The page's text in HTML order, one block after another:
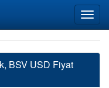
BSV USD Fiyat